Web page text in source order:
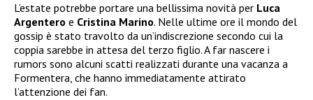
L’estate potrebbe portare una bellissima novità per Luca
Argentero e Cristina Marino. Nelle ultime ore il mondo del
gossip è stato travolto da un’indiscrezione secondo cui la
coppia sarebbe in attesa del terzo figlio. A far nascere i
rumors sono alcuni scatti realizzati durante una vacanza a
Formentera, che hanno immediatamente attirato
l’attenzione dei fan.